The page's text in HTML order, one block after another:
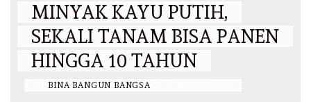
MINYAK KAYU PUTIH,
SEKALI TANAM BISA PANEN
HINGGA 10 TAHUN
BINA BANGUN BANGSA